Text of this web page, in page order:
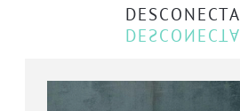
DESCONECTA